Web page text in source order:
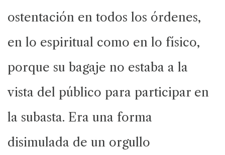
ostentación en todos los órdenes,
en lo espiritual como en lo físico,
porque su bagaje no estaba a la
vista del público para participar en
la subasta. Era una forma
disimulada de un orgullo